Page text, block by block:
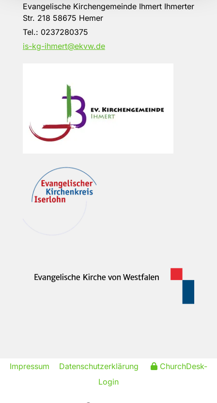
Evangelische Kirchengemeinde Ihmert Ihmerter
Str. 218 58675 Hemer
Tel.: 0237280375
is-kg-ihmert@ekvw.de
Impressum Datenschutzerklärung
ChurchDesk-
Login